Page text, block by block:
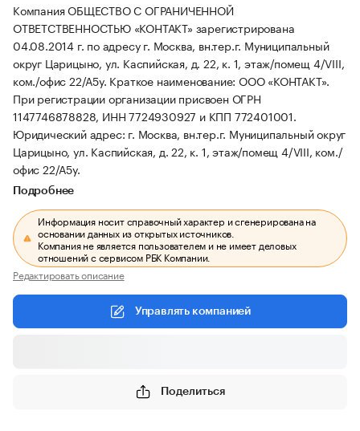
Компания ОБЩЕСТВО С ОГРАНИЧЕННОЙ
ОТВЕТСТВЕННОСТЬЮ «КОНТАКТ» зарегистрирована
04.08.2014 г. по адресу г. Москва, вн.тер.г. Муниципальный
округ Царицыно, ул. Каспийская, д. 22, к. 1, этаж/помещ 4/VIII,
ком./офис 22/А5у. Краткое наименование: ООО «КОНТАКТ».
При регистрации организации присвоен ОГРН
1147746878828, ИНН 7724930927 и КПП 772401001.
Юридический адрес: г. Москва, вн.тер.г. Муниципальный округ
Царицыно, ул. Каспийская, д. 22, к. 1, этаж/помещ 4/VIII, ком./
офис 22/А5у.
Подробнее
Информация носит справочный характер и сгенерирована на
основании данных из открытых источников.
Компания не является пользователем и не имеет деловых
отношений с сервисом РБК Компании.
Редактировать описание
Управлять компанией
Поделиться